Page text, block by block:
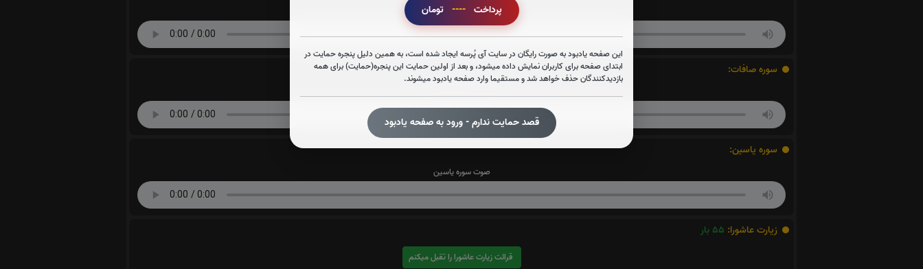
پرداخت ---- تومان
این صفحه یادبود به صورت رایگان در سایت آی پُرسه ایجاد شده است، به همین دلیل پنجره حمایت در
ابتدای صفحه برای کاربران نمایش داده میشود، و بعد از اولین حمایت این پنجره(حمایت) برای همه
بازدیدکنندگان حذف خواهد شد و مستقیما وارد صفحه یادبود میشوند.
قصد حمایت ندارم - ورود به صفحه یادبود
صوت سوره احزاب
سوره صافات:
سوره یاسین:
صوت سوره یاسین
زیارت عاشورا: 55 بار
قرائت زیارت عاشورا را تقبل میکنم